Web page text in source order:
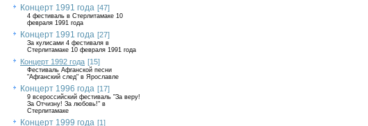
Концерт 1991 года [47]
4 фестиваль в Стерлитамаке 10
февраля 1991 года
Концерт 1991 года [27]
За кулисами 4 фестиваля в
Стерлитамаке 10 февраля 1991 года
Концерт 1992 года [15]
Фестиваль Афганской песни
"Афганский след" в Ярославле
Концерт 1996 года [17]
9 всероссийский фестиваль "За веру!
За Отчизну! За любовь!" в
Стерлитамаке
Концерт 1999 года [1]